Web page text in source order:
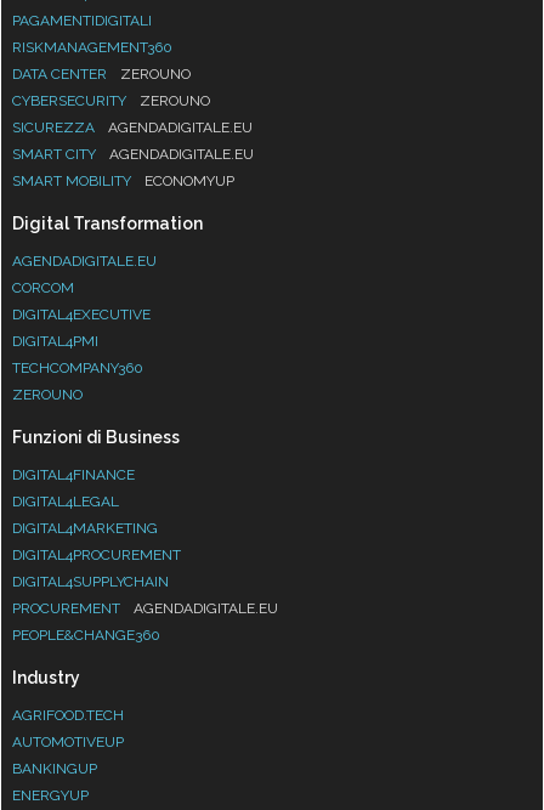
PAGAMENTIDIGITALI
RISKMANAGEMENT360
DATA CENTER
ZEROUNO
CYBERSECURITY
ZEROUNO
SICUREZZA
AGENDADIGITALE.EU
SMART CITY
AGENDADIGITALE.EU
SMART MOBILITY
ECONOMYUP
Digital Transformation
AGENDADIGITALE.EU
CORCOM
DIGITAL4EXECUTIVE
DIGITAL4PMI
TECHCOMPANY360
ZEROUNO
Funzioni di Business
DIGITAL4FINANCE
DIGITAL4LEGAL
DIGITAL4MARKETING
DIGITAL4PROCUREMENT
DIGITAL4SUPPLYCHAIN
PROCUREMENT
AGENDADIGITALE.EU
PEOPLE&CHANGE360
Industry
AGRIFOOD.TECH
AUTOMOTIVEUP
BANKINGUP
ENERGYUP